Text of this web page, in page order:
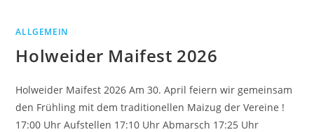
ALLGEMEIN
Holweider Maifest 2026
Holweider Maifest 2026 Am 30. April feiern wir gemeinsam
den Frühling mit dem traditionellen Maizug der Vereine !
17:00 Uhr Aufstellen 17:10 Uhr Abmarsch 17:25 Uhr